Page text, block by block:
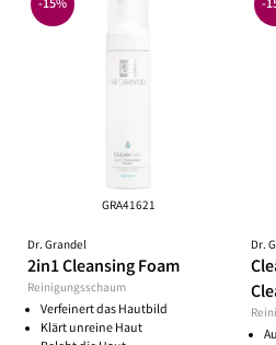
GRA41621
Dr. Grandel
2in1 Cleansing Foam
Reinigungsschaum
Verfeinert das Hautbild
Klärt unreine Haut
-15%
Dr.
-